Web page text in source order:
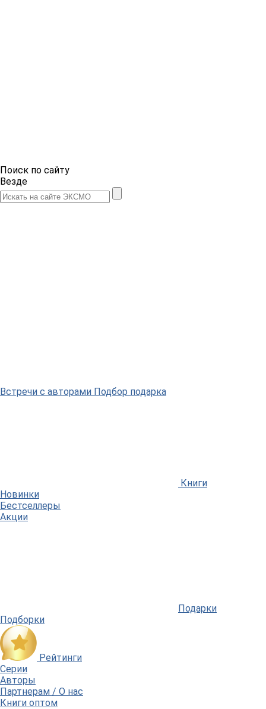
Поиск по сайту
Везде
Встречи с авторами Подбор подарка
Книги
Новинки
Бестселлеры
Акции
Подарки
Подборки
Рейтинги
Серии
Авторы
Партнерам / О нас
Книги оптом